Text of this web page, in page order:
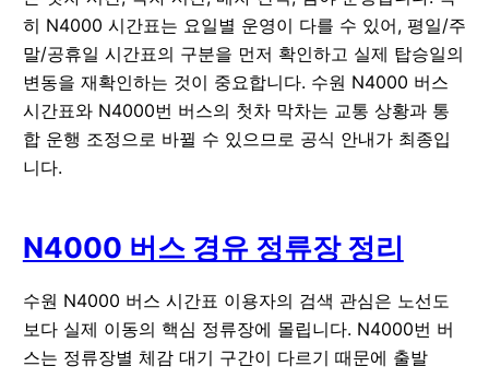
히 N4000 시간표는 요일별 운영이 다를 수 있어, 평일/주
말/공휴일 시간표의 구분을 먼저 확인하고 실제 탑승일의
변동을 재확인하는 것이 중요합니다. 수원 N4000 버스
시간표와 N4000번 버스의 첫차 막차는 교통 상황과 통
합 운행 조정으로 바뀔 수 있으므로 공식 안내가 최종입
니다.
N4000 버스 경유 정류장 정리
수원 N4000 버스 시간표 이용자의 검색 관심은 노선도
보다 실제 이동의 핵심 정류장에 몰립니다. N4000번 버
스는 정류장별 체감 대기 구간이 다르기 때문에 출발